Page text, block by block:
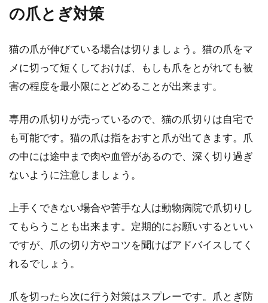
の爪とぎ対策
猫の爪が伸びている場合は切りましょう。猫の爪をマ
メに切って短くしておけば、もしも爪をとがれても被
害の程度を最小限にとどめることが出来ます。
専用の爪切りが売っているので、猫の爪切りは自宅で
も可能です。猫の爪は指をおすと爪が出てきます。爪
の中には途中まで肉や血管があるので、深く切り過ぎ
ないように注意しましょう。
上手くできない場合や苦手な人は動物病院で爪切りし
てもらうことも出来ます。定期的にお願いするといい
ですが、爪の切り方やコツを聞けばアドバイスしてく
れるでしょう。
爪を切ったら次に行う対策はスプレーです。爪とぎ防